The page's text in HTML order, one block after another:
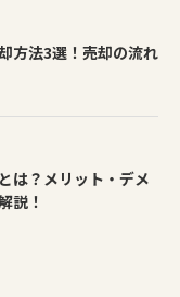
方法3選！売却の流れ
は？メリット・デメ
説！